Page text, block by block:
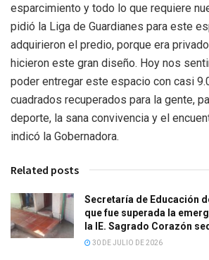
esparcimiento y todo lo que requiere
pidió la Liga de Guardianes para este
adquirieron el predio, porque era
hicieron este gran diseño. Hoy nos
poder entregar este espacio con casi
cuadrados recuperados para la gente,
deporte, la sana convivencia y el
indicó la Gobernadora.
Related posts
Secretaría de Educación
que fue superada la
la IE. Sagrado Corazón
30 DE JULIO DE 2026